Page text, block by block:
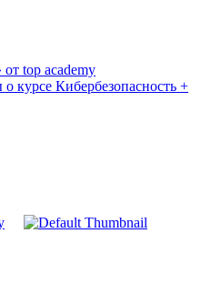
top academy
курсе Кибербезопасность +